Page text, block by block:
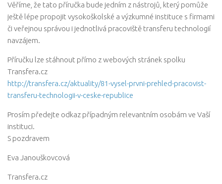
Věříme, že tato příručka bude jedním z nástrojů, který pomůže
ještě lépe propojit vysokoškolské a výzkumné instituce s firmami
či veřejnou správou i jednotlivá pracoviště transferu technologií
navzájem.
Příručku lze stáhnout přímo z webových stránek spolku
Transfera.cz
http://transfera.cz/aktuality/81-vysel-prvni-prehled-pracovist-
transferu-technologii-v-ceske-republice
Prosím předejte odkaz případným relevantním osobám ve Vaší
instituci.
S pozdravem
Eva Janouškovcová
Transfera.cz